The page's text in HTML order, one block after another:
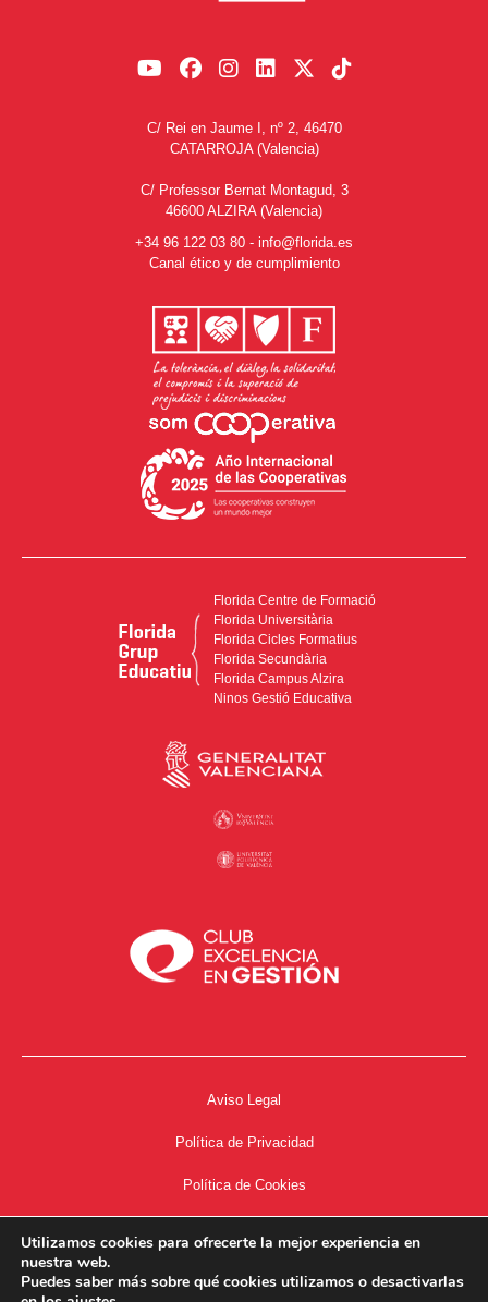
C/ Rei en Jaume I, nº 2, 46470
CATARROJA (Valencia)
C/ Professor Bernat Montagud, 3
46600 ALZIRA (Valencia)
+34 96 122 03 80 - info@florida.es
Canal ético y de cumplimiento
Florida Centre de Formació
Florida Universitària
Florida Cicles Formatius
Florida Secundària
Florida Campus Alzira
Ninos Gestió Educativa
Aviso Legal
Política de Privacidad
Política de Cookies
Utilizamos cookies para ofrecerte la mejor experiencia en
nuestra web.
Puedes saber más sobre qué cookies utilizamos o desactivarlas